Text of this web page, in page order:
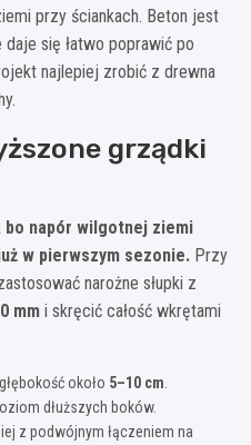
przy ściankach. Beton jest
się łatwo poprawić po
najlepiej zrobić z drewna
grządki
bo napór wilgotnej ziemi
w pierwszym sezonie. Przy
narożne słupki z
mm i skręcić całość wkrętami
około 5–10 cm
dłuższych boków.
z podwójnym łączeniem na